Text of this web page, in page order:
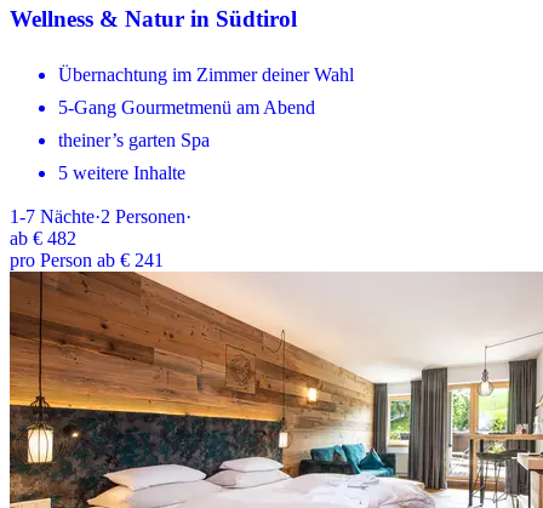
Wellness & Natur in Südtirol
Übernachtung im Zimmer deiner Wahl
5-Gang Gourmetmenü am Abend
theiner’s garten Spa
5 weitere Inhalte
1-7 Nächte·2 Personen·
ab € 482
pro Person ab € 241